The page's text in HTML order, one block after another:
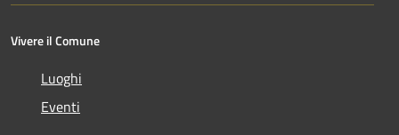
Vivere il Comune
Luoghi
Eventi